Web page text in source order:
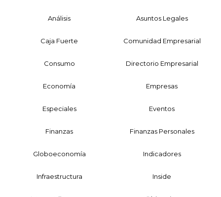
Análisis Asuntos Legales
Caja Fuerte Comunidad Empresarial
Consumo Directorio Empresarial
Economía Empresas
Especiales Eventos
Finanzas Finanzas Personales
Globoeconomía Indicadores
Infraestructura Inside